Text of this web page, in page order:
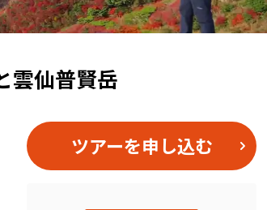
雲仙普賢岳
ツアーを申し込む